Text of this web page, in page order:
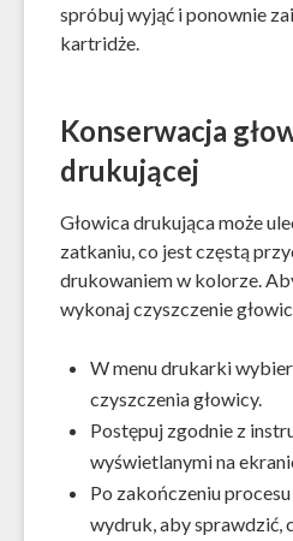
spróbuj wyjąć i ponownie
kartridże.
Konserwacja
drukującej
Głowica drukująca może
zatkaniu, co jest częstą
drukowaniem w kolorze.
wykonaj czyszczenie
W menu drukarki
czyszczenia głowicy.
Postępuj zgodnie z
wyświetlanymi na
Po zakończeniu
wydruk, aby sprawdzić,